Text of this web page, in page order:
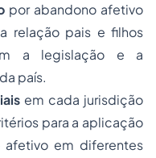
por abandono afetivo
relação pais e filhos
a legislação e a
país.
em cada jurisdição
para a aplicação
afetivo em diferentes